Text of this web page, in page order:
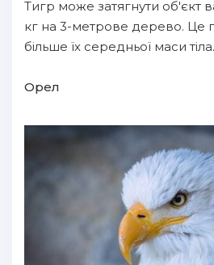
Тигр може затягнути об'єкт
кг на 3-метрове дерево. Це
більше їх середньої маси тіла.
Орел